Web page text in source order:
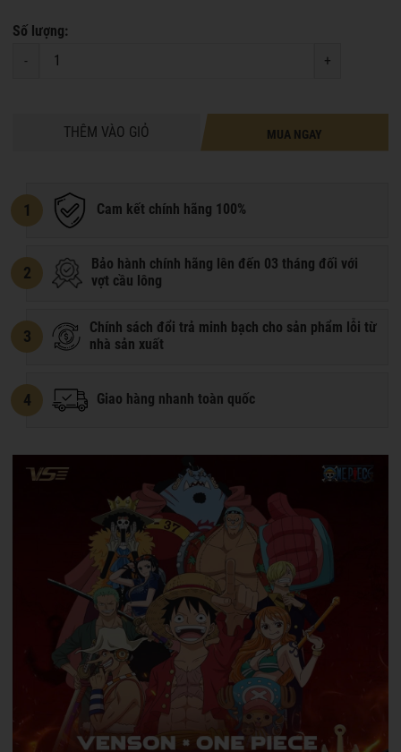
Số lượng:
-
+
THÊM VÀO GIỎ MUA NGAY
1 Cam kết chính hãng 100%
2
Bảo hành chính hãng lên đến 03 tháng đối với
vợt cầu lông
3
Chính sách đổi trả minh bạch cho sản phẩm lỗi từ
nhà sản xuất
4 Giao hàng nhanh toàn quốc